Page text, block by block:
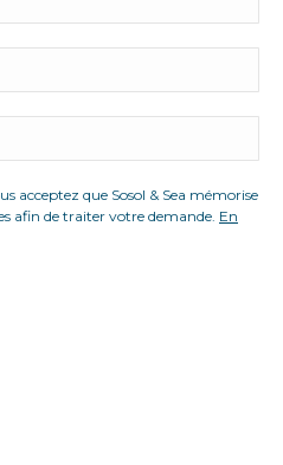
acceptez que Sosol & Sea mémorise
afin de traiter votre demande. En